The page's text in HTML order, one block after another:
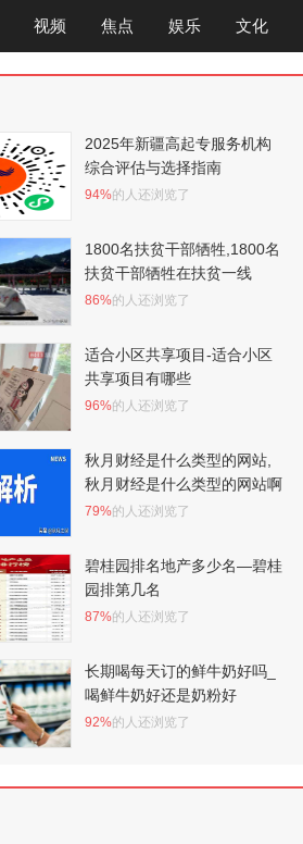
视频 焦点 娱乐 文化
2025年新疆高起专服务机构
综合评估与选择指南
94%的人还浏览了
1800名扶贫干部牺牲,1800名
扶贫干部牺牲在扶贫一线
86%的人还浏览了
适合小区共享项目-适合小区
共享项目有哪些
96%的人还浏览了
秋月财经是什么类型的网站,
秋月财经是什么类型的网站啊
79%的人还浏览了
碧桂园排名地产多少名—碧桂
园排第几名
87%的人还浏览了
长期喝每天订的鲜牛奶好吗_
喝鲜牛奶好还是奶粉好
92%的人还浏览了